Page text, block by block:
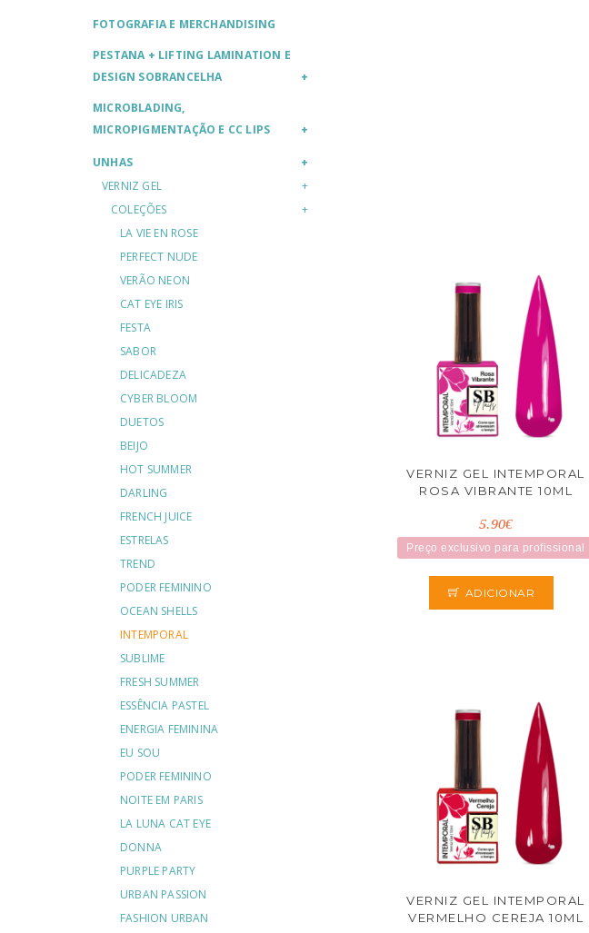
FOTOGRAFIA E MERCHANDISING
PESTANA + LIFTING LAMINATION E
DESIGN SOBRANCELHA
MICROBLADING,
MICROPIGMENTAÇÃO E CC LIPS
UNHAS
VERNIZ GEL
COLEÇÕES
LA VIE EN ROSE
PERFECT NUDE
VERÃO NEON
CAT EYE IRIS
FESTA
SABOR
DELICADEZA
CYBER BLOOM
DUETOS
BEIJO
HOT SUMMER
DARLING
FRENCH JUICE
ESTRELAS
TREND
PODER FEMININO
OCEAN SHELLS
INTEMPORAL
SUBLIME
FRESH SUMMER
ESSÊNCIA PASTEL
ENERGIA FEMININA
EU SOU
PODER FEMININO
NOITE EM PARIS
LA LUNA CAT EYE
DONNA
PURPLE PARTY
URBAN PASSION
FASHION URBAN
VERNIZ GEL INTEMPORAL
ROSA VIBRANTE 10ML
5.90€
Preço exclusivo para profissional
ADICIONAR
VERNIZ GEL INTEMPORAL
VERMELHO CEREJA 10ML